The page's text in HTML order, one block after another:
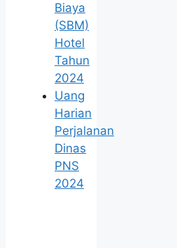
Biaya
(SBM)
Hotel
Tahun
2024
Uang
Harian
Perjalanan
Dinas
PNS
2024